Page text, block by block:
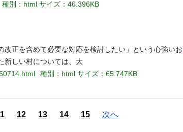
種別：html サイズ：46.396KB
正を含めて必要な対応を検討したい」という心強いお
新しい村については、大
種別：html サイズ：65.747KB
12 13 14 15 次へ